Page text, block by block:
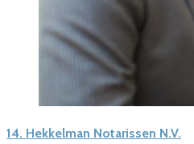
14. Hekkelman Notarissen N.V.